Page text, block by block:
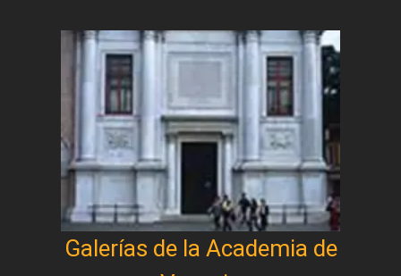
Galerías de la Academia de